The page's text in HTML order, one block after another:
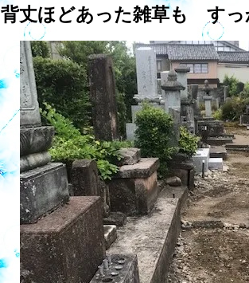
背丈ほどあった雑草も すっ